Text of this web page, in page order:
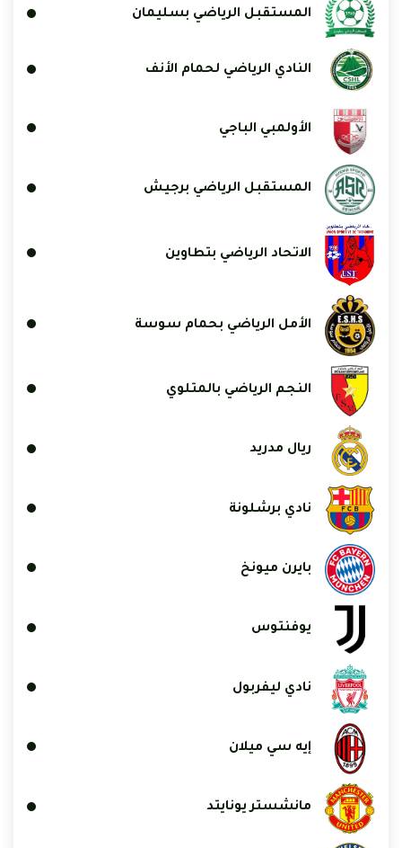
المستقبل الرياضي بسليمان
النادي الرياضي لحمام الأنف
الأولمبي الباجي
المستقبل الرياضي برجيش
الاتحاد الرياضي بتطاوين
الأمل الرياضي بحمام سوسة
النجم الرياضي بالمتلوي
ريال مدريد
نادي برشلونة
بايرن ميونخ
يوفنتوس
نادي ليفربول
إيه سي ميلان
مانشستر يونايتد